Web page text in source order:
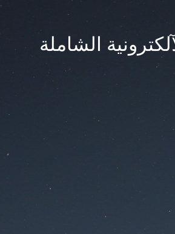
الشاملة